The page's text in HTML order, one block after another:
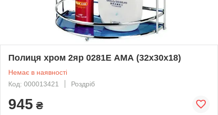
Полиця хром 2яр 0281Е АМА (32х30х18)
Немає в наявності
Код: 000013421
Роздріб
945 ₴